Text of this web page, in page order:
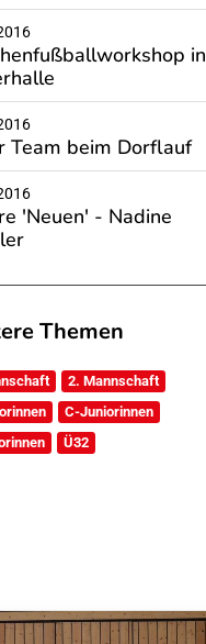
in
Team beim Dorflauf
'Neuen' - Nadine
Themen
2. Mannschaft
C-Juniorinnen
Ü32